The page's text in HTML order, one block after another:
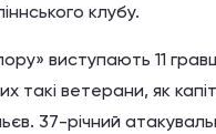
клубу.
виступають 11
такі ветерани, як
37-річний